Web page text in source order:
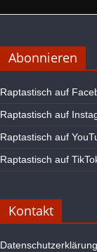
Abonnieren
Raptastisch auf
Raptastisch auf
Raptastisch auf
Raptastisch auf
Kontakt
Datenschutzerklärung